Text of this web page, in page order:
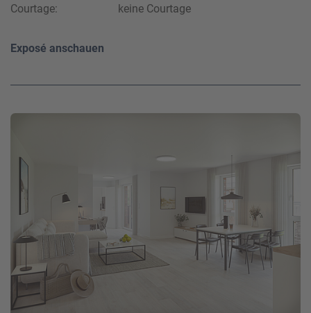
Courtage:
keine Courtage
Exposé anschauen